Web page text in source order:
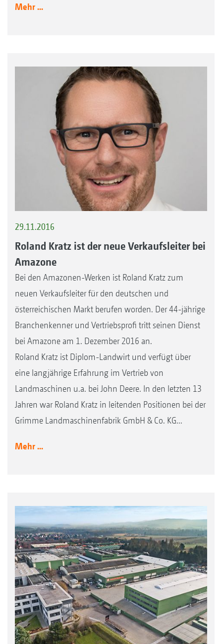
Mehr ...
29.11.2016
Roland Kratz ist der neue Verkaufsleiter bei
Amazone
Bei den Amazonen-Werken ist Roland Kratz zum
neuen Verkaufsleiter für den deutschen und
österreichischen Markt berufen worden. Der 44-jährige
Branchenkenner und Vertriebsprofi tritt seinen Dienst
bei Amazone am 1. Dezember 2016 an.
Roland Kratz ist Diplom-Landwirt und verfügt über
eine langjährige Erfahrung im Vertrieb von
Landmaschinen u.a. bei John Deere. In den letzten 13
Jahren war Roland Kratz in leitenden Positionen bei der
Grimme Landmaschinenfabrik GmbH & Co. KG...
Mehr ...